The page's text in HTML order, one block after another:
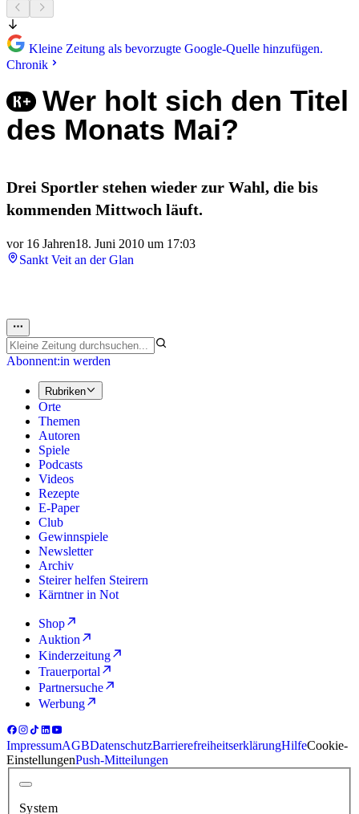
Kleine Zeitung als bevorzugte Google-Quelle hinzufügen.
Chronik
Wer holt sich den Titel
des Monats Mai?
Drei Sportler stehen wieder zur Wahl, die bis
kommenden Mittwoch läuft.
vor 16 Jahren18. Juni 2010 um 17:03
Sankt Veit an der Glan
Abonnent:in werden
Rubriken
Orte
Themen
Autoren
Spiele
Podcasts
Videos
Rezepte
E-Paper
Club
Gewinnspiele
Newsletter
Archiv
Steirer helfen Steirern
Kärntner in Not
Shop
Auktion
Kinderzeitung
Trauerportal
Partnersuche
Werbung
ImpressumAGBDatenschutzBarrierefreiheitserklärungHilfeCookie-
EinstellungenPush-Mitteilungen
System